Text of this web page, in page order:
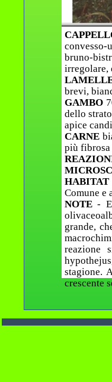
convesso-
bruno-
irregolare,
brevi,
GAMBO
dello
apice
CARNE
più fibrosa
HABITAT
Comune e
NOTE -
grande,
reazione
stagione.
crescente